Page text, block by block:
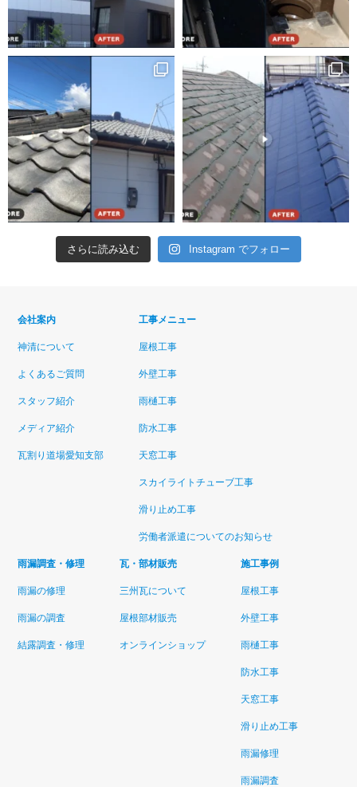
さらに読み込む Instagram でフォロー
会社案内
神清について
よくあるご質問
スタッフ紹介
メディア紹介
瓦割り道場愛知支部
工事メニュー
屋根工事
外壁工事
雨樋工事
防水工事
天窓工事
スカイライトチューブ工事
滑り止め工事
労働者派遣についてのお知らせ
雨漏調査・修理
雨漏の修理
雨漏の調査
結露調査・修理
瓦・部材販売
三州瓦について
屋根部材販売
オンラインショップ
施工事例
屋根工事
外壁工事
雨樋工事
防水工事
天窓工事
滑り止め工事
雨漏修理
雨漏調査